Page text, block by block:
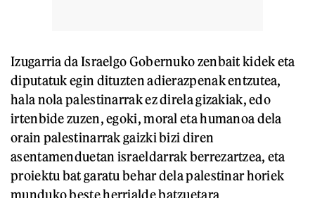
Izugarria da Israelgo Gobernuko zenbait kidek eta
diputatuk egin dituzten adierazpenak entzutea,
hala nola palestinarrak ez direla gizakiak, edo
irtenbide zuzen, egoki, moral eta humanoa dela
orain palestinarrak gaizki bizi diren
asentamenduetan israeldarrak berrezartzea, eta
proiektu bat garatu behar dela palestinar horiek
munduko beste herrialde batzuetara